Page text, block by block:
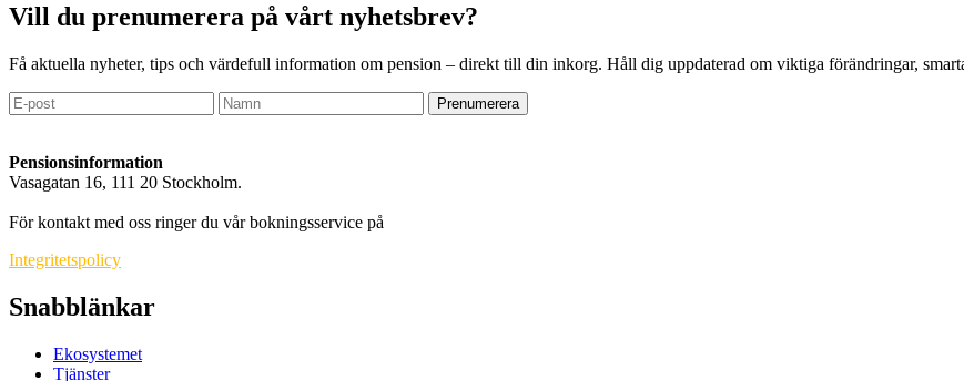
Vill du prenumerera på vårt nyhetsbrev?
Få aktuella nyheter, tips och värdefull information om pension – direkt till din inkorg. Håll dig uppdaterad om viktiga förändringar,
Prenumerera
Pensionsinformation
Vasagatan 16, 111 20 Stockholm.
För kontakt med oss ringer du vår bokningsservice på
Integritetspolicy
Snabblänkar
Ekosystemet
Tjänster